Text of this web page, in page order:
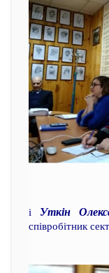
і Уткін
співробітник